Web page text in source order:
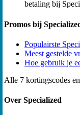
betaling bij
Promos bij
Populairste
Meest gestelde
Hoe gebruik je
Alle 7 kortingscodes
Over Specialized